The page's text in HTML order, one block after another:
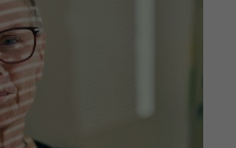
välja bort. De
behövs för
att
webbplatsen
över huvud